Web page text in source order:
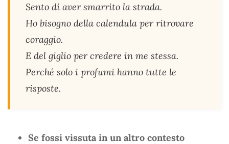
Sento di aver smarrito la strada.
Ho bisogno della calendula per ritrovare
coraggio.
E del giglio per credere in me stessa.
Perché solo i profumi hanno tutte le
risposte.
Se fossi vissuta in un altro contesto